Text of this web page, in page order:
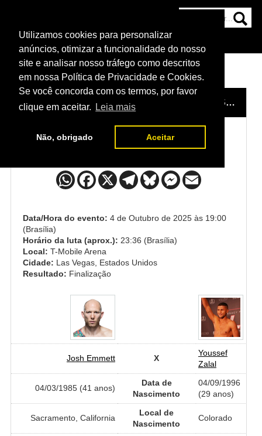
Utilizamos cookies para personalizar
anúncios, otimizar a funcionalidade do nosso
site e analisar nosso tráfego como descritos
em nossa Política de Privacidade e Cookies.
Se você concorda com os termos, por favor
clique em aceitar.
Leia mais
Não, obrigado Aceitar
NOTÍCIAS
HOME EVENTO / UFC 320: ANKALAEV VS. PEREIRA 2
Josh Emmett x Youssef Zalal
Data/Hora do evento: 4 de Outubro de 2025 às 19:00
(Brasília)
Horário da luta (aprox.): 23:36 (Brasília)
Local: T-Mobile Arena
Cidade: Las Vegas, Estados Unidos
Resultado: Finalização
Josh Emmett X
Youssef
Zalal
04/03/1985 (41 anos)
Data de
Nascimento
04/09/1996
(29 anos)
Sacramento, California
Local de
Nascimento
Colorado